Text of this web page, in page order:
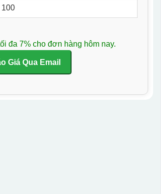
đa 7% cho đơn hàng hôm nay.
Giá Qua Email